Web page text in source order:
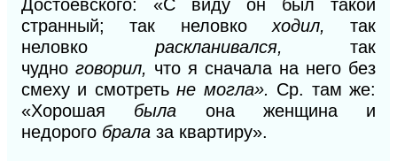
Достоевского: «С виду он был такой
странный; так неловко ходил, так
неловко раскланивался, так
чудно говорил, что я сначала на него без
смеху и смотретьне могла». Ср. там же:
«Хорошая была она женщина и
недорого брала за квартиру».